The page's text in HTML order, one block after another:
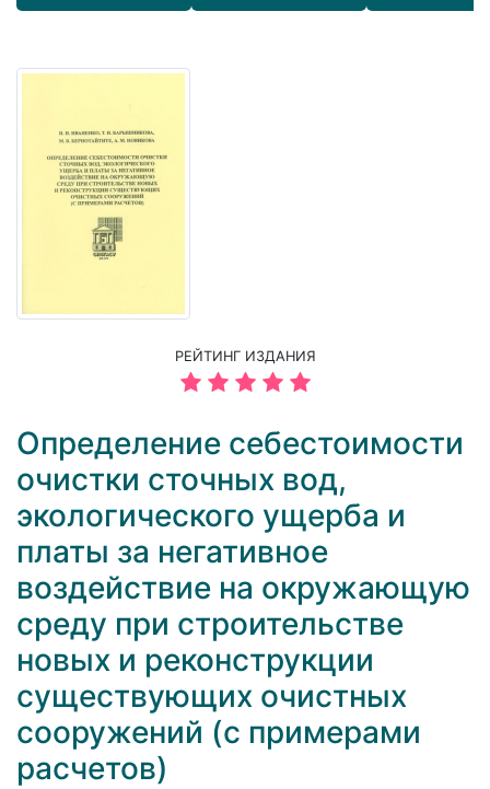
РЕЙТИНГ ИЗДАНИЯ
Определение себестоимости
очистки сточных вод,
экологического ущерба и
платы за негативное
воздействие на окружающую
среду при строительстве
новых и реконструкции
существующих очистных
сооружений (с примерами
расчетов)